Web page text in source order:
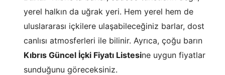
yerel halkın da uğrak yeri. Hem yerel hem de
uluslararası içkilere ulaşabileceğiniz barlar, dost
canlısı atmosferleri ile bilinir. Ayrıca, çoğu barın
Kıbrıs Güncel İçki Fiyatı Listesine uygun fiyatlar
sunduğunu göreceksiniz.